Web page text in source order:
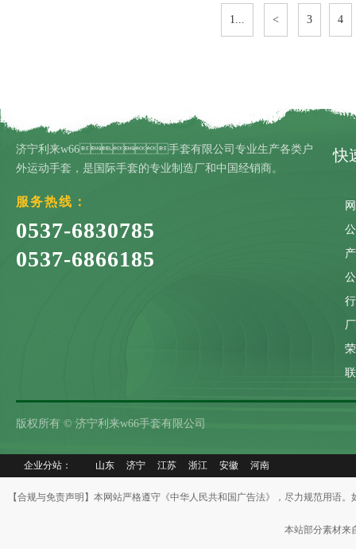
1... < 3 4
济宁利来w66手套有限公司专业生产各类户
外运动手套，是国际手套的专业制造厂和中国经销商。
服务热线：
0537-6830785
0537-6866185
快
版权所有 © 济宁利来w66手套有限公司
企业分站： 山东 济宁 江苏 浙江 安徽 河南
【合规与免责声明】本网站严格遵守《中华人民共和国广告法》，尽力规范用语
本站部分素材来